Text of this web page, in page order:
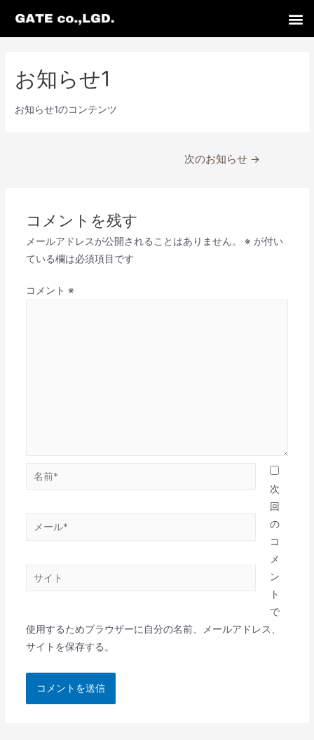
お知らせ1
お知らせ1のコンテンツ
次のお知らせ →
コメントを残す
メールアドレスが公開されることはありません。 ※ が付い
ている欄は必須項目です
コメント ※
次
回
の
コ
メ
ン
ト
で
使用するためブラウザーに自分の名前、メールアドレス、
サイトを保存する。